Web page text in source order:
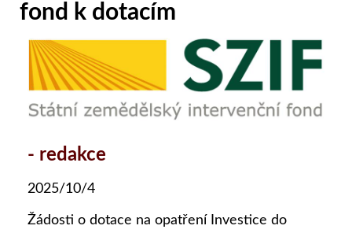
fond k dotacím
- redakce
2025/10/4
Žádosti o dotace na opatření Investice do